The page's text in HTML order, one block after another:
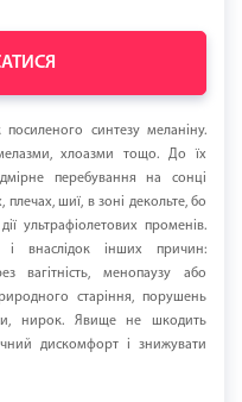
посиленого синтезу меланіну.
мелазми, хлоазми тощо. До їх
перебування на сонці
шиї, в зоні декольте, бо
ультрафіолетових променів.
і внаслідок інших причин:
вагітність, менопаузу або
старіння, порушень
нирок. Явище не шкодить
дискомфорт і знижувати